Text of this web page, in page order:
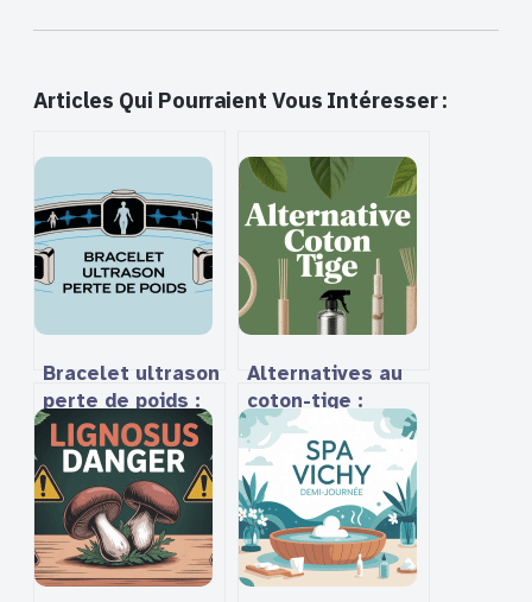
Articles Qui Pourraient Vous Intéresser :
Bracelet ultrason
perte de poids :
avis, efficacité
et retours
d’expérience
Alternatives au
coton-tige :
solutions zéro
déchet pour
l’hygiène des
oreilles